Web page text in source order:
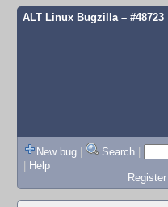
ALT Linux Bugzilla– #48723
New bug | Search |
| Help
Register